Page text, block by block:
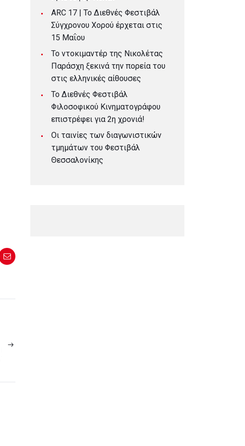
POST:
ARC 17 | To Διεθνές Φεστιβάλ
Σύγχρονου Χορού έρχεται στις
15 Μαΐου
Το ντοκιμαντέρ της Νικολέτας
Παράσχη ξεκινά την πορεία του
στις ελληνικές αίθουσες
Το Διεθνές Φεστιβάλ
Φιλοσοφικού Κινηματογράφου
επιστρέφει για 2η χρονιά!
Οι ταινίες των διαγωνιστικών
τμημάτων του Φεστιβάλ
Θεσσαλονίκης